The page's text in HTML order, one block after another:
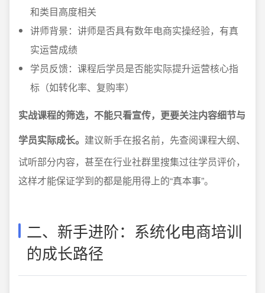
和类目高度相关
讲师背景：讲师是否具有数年电商实操经验，有真
实运营成绩
学员反馈：课程后学员是否能实际提升运营核心指
标（如转化率、复购率）
实战课程的筛选，不能只看宣传，更要关注内容细节与
学员实际成长。 建议新手在报名前，先查阅课程大纲、
试听部分内容，甚至在行业社群里搜集过往学员评价，
这样才能保证学到的都是能用得上的“真本事”。
二、新手进阶：系统化电商培训
的成长路径